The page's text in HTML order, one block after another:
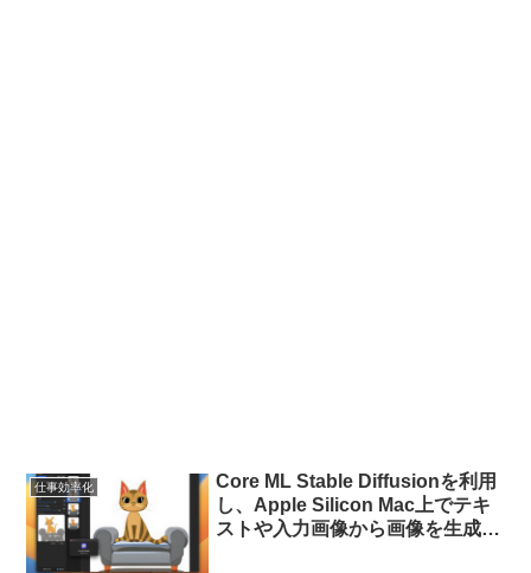
仕事効率化
Core ML Stable Diffusionを利用
し、Apple Silicon Mac上でテキ
ストや入力画像から画像を生成で